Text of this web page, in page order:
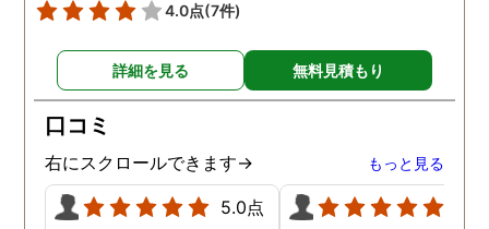
4.0点(7件)
詳細を見る 無料見積もり
口コミ
右にスクロールできます→ もっと見る
5.0点